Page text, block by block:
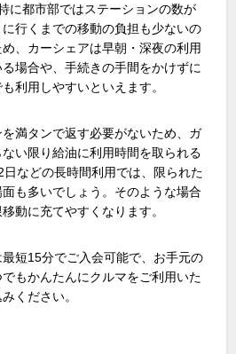
に都市部ではステーションの数が
行くまでの移動の負担も少ないの
、カーシェアは早朝・深夜の利用
場合や、手続きの手間をかけずに
利用しやすいといえます。
満タンで返す必要がないため、ガ
い限り給油に利用時間を取られる
日などの長時間利用では、限られた
も多いでしょう。そのような場合
動に充てやすくなります。
短15分でご入会可能で、お手元の
もかんたんにクルマをご利用いた
ください。